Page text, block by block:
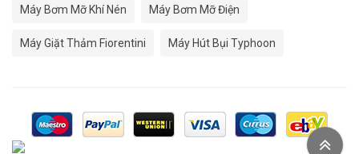
Máy Bơm Mỡ Khí Nén Máy Bơm Mỡ Điện
Máy Giặt Thảm Fiorentini Máy Hút Bụi Typhoon